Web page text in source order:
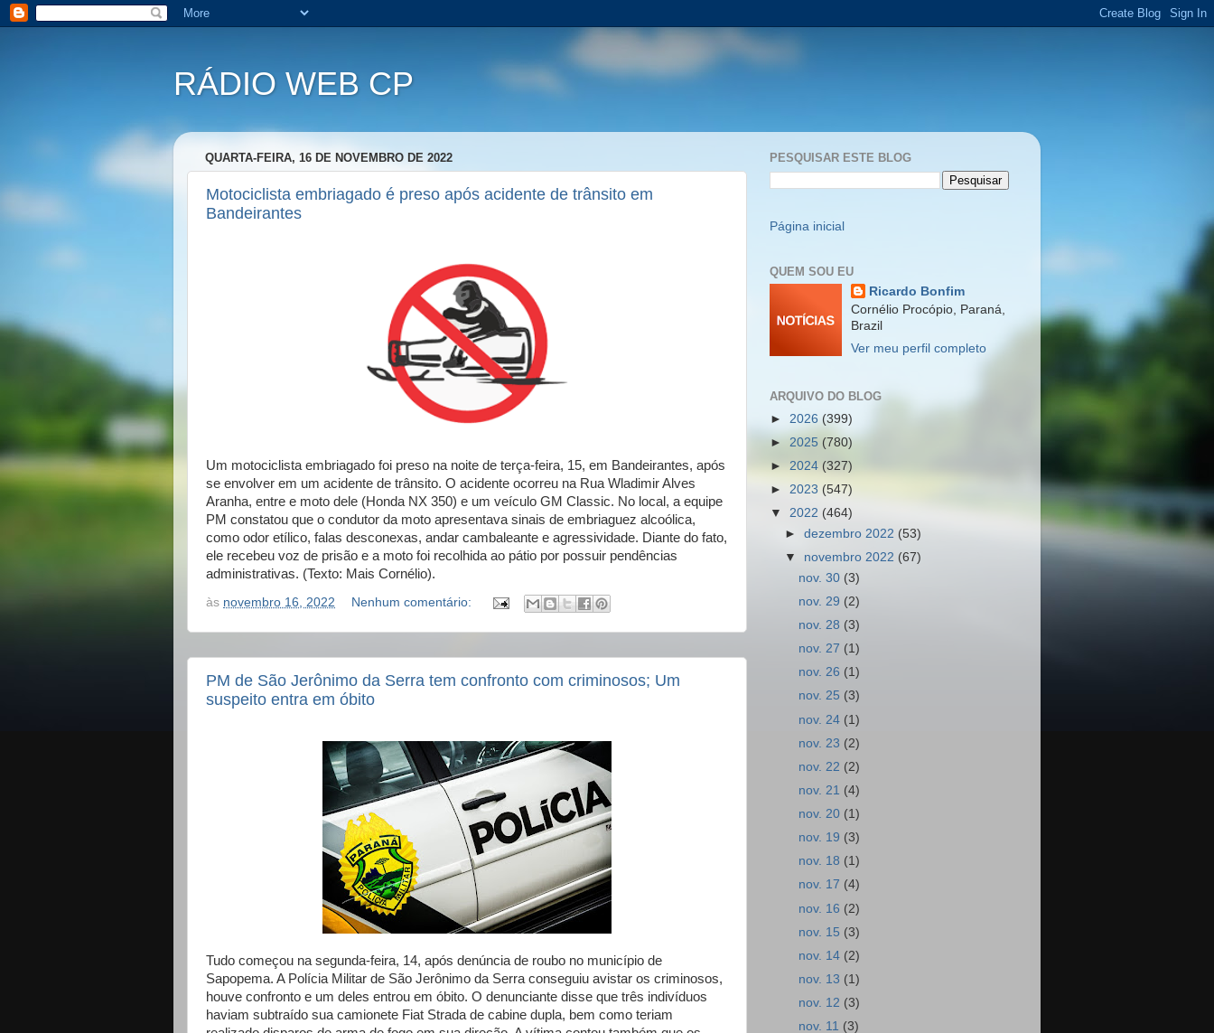
RÁDIO WEB CP
QUARTA-FEIRA, 16 DE NOVEMBRO DE 2022
Motociclista embriagado é preso após acidente de trânsito em
Bandeirantes
Um motociclista embriagado foi preso na noite de terça-feira, 15, em Bandeirantes, após
se envolver em um acidente de trânsito. O acidente ocorreu na Rua Wladimir Alves
Aranha, entre e moto dele (Honda NX 350) e um veículo GM Classic. No local, a equipe
PM constatou que o condutor da moto apresentava sinais de embriaguez alcoólica,
como odor etílico, falas desconexas, andar cambaleante e agressividade. Diante do fato,
ele recebeu voz de prisão e a moto foi recolhida ao pátio por possuir pendências
administrativas. (Texto: Mais Cornélio).
às novembro 16, 2022 Nenhum comentário:
PM de São Jerônimo da Serra tem confronto com criminosos; Um
suspeito entra em óbito
Tudo começou na segunda-feira, 14, após denúncia de roubo no município de
Sapopema. A Polícia Militar de São Jerônimo da Serra conseguiu avistar os criminosos,
houve confronto e um deles entrou em óbito. O denunciante disse que três indivíduos
haviam subtraído sua camionete Fiat Strada de cabine dupla, bem como teriam
PESQUISAR ESTE BLOG
Página inicial
QUEM SOU EU
Ricardo Bonfim
Cornélio Procópio, Paraná,
Brazil
Ver meu perfil completo
ARQUIVO DO BLOG
► 2026 (399)
► 2025 (780)
► 2024 (327)
► 2023 (547)
▼ 2022 (464)
►dezembro 2022 (53)
▼ novembro 2022 (67)
nov. 30 (3)
nov. 29 (2)
nov. 28 (3)
nov. 27 (1)
nov. 26 (1)
nov. 25 (3)
nov. 24 (1)
nov. 23 (2)
nov. 22 (2)
nov. 21 (4)
nov. 20 (1)
nov. 19 (3)
nov. 18 (1)
nov. 17 (4)
nov. 16 (2)
nov. 15 (3)
nov. 14 (2)
nov. 13 (1)
nov. 12 (3)
nov. 11 (3)